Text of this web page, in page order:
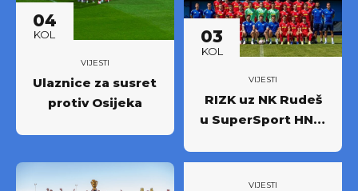
sezonu 2026/27.!
04
KOL
VIJESTI
Ulaznice za susret
protiv Osijeka
03
KOL
VIJESTI
RIZK uz NK Rudeš
u SuperSport HNL-
novi iskorak među
najboljima
VIJESTI